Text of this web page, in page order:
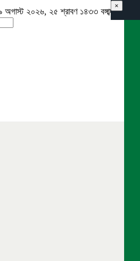
অগাস্ট ২০২৬, ২৫ শ্রাবণ ১৪৩৩ বঙ্গাব্দ
×